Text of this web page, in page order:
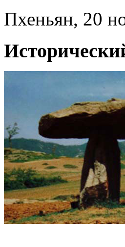
Пхеньян, 20